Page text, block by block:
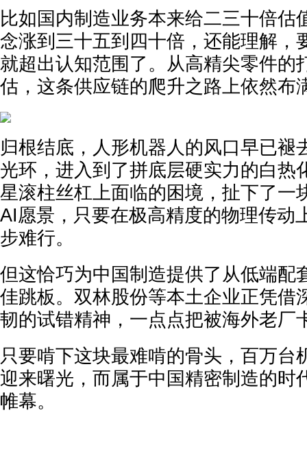
比如国内制造业务本来给二三十倍估
念涨到三十五到四十倍，还能理解，
就超出认知范围了。从高精尖零件的
估，这条供应链的爬升之路上依然布
归根结底，人形机器人的风口早已褪
光环，进入到了拼底层硬实力的白热
星滚柱丝杠上面临的困境，扯下了一
AI愿景，只要在极高精度的物理传动
步难行。
但这恰巧为中国制造提供了从低端配
佳跳板。双林股份等本土企业正凭借
韧的试错精神，一点点把被海外老厂
只要啃下这块最难啃的骨头，百万台
迎来曙光，而属于中国精密制造的时
帷幕。